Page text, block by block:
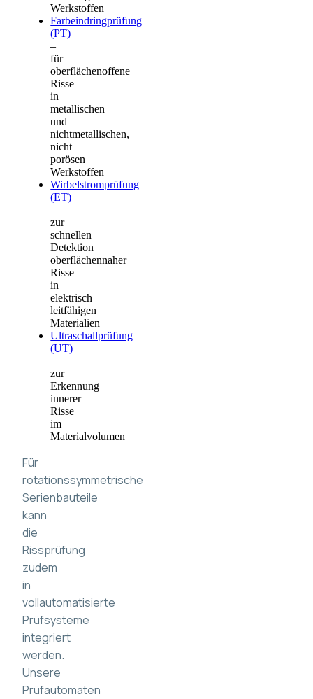
Werkstoffen
Farbeindringprüfung
(PT)
–
für
oberflächenoffene
Risse
in
metallischen
und
nichtmetallischen,
nicht
porösen
Werkstoffen
Wirbelstromprüfung
(ET)
–
zur
schnellen
Detektion
oberflächennaher
Risse
in
elektrisch
leitfähigen
Materialien
Ultraschallprüfung
(UT)
–
zur
Erkennung
innerer
Risse
im
Materialvolumen
Für
rotationssymmetrische
Serienbauteile
kann
die
Rissprüfung
zudem
in
vollautomatisierte
Prüfsysteme
integriert
werden.
Unsere
Prüfautomaten